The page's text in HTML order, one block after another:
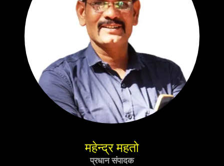
महेन्द्र महतो
प्रधान संपादक